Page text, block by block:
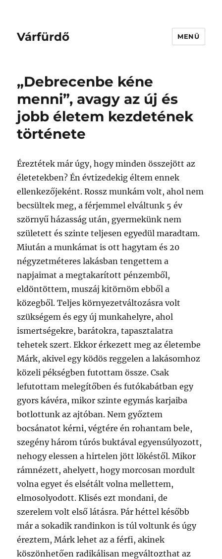
Várfürdő MENÜ
„Debrecenbe kéne
menni”, avagy az új és
jobb életem kezdetének
története
Éreztétek már úgy, hogy minden összejött az
életetekben? Én évtizedekig éltem ennek
ellenkezőjeként. Rossz munkám volt, ahol nem
becsültek meg, a férjemmel elváltunk 5 év
szörnyű házasság után, gyermekünk nem
született és szinte teljesen egyedül maradtam.
Miután a munkámat is ott hagytam és 20
négyzetméteres lakásban tengettem a
napjaimat a megtakarított pénzemből,
eldöntöttem, muszáj kitörnöm ebből a
közegből. Teljes környezetváltozásra volt
szükségem és egy új munkahelyre, ahol
ismertségekre, barátokra, tapasztalatra
tehetek szert. Ekkor érkezett meg az életembe
Márk, akivel egy ködös reggelen a lakásomhoz
közeli pékségben futottam össze. Csak
lefutottam melegítőben és futókabátban egy
gyors kávéra, mikor szinte egymás karjaiba
botlottunk az ajtóban. Nem győztem
bocsánatot kérni, végtére én rohantam bele,
szegény három túrós buktával egyensúlyozott,
nehogy elessen a hirtelen jött lökéstől. Mikor
rámnézett, ahelyett, hogy morcosan mordult
volna egyet és elsétált volna mellettem,
elmosolyodott. Klisés ezt mondani, de
szerelem volt első látásra. Pár héttel később
már a sokadik randinkon is túl voltunk és úgy
éreztem, Márk lehet az a férfi, akinek
köszönhetően radikálisan megváltozthat az